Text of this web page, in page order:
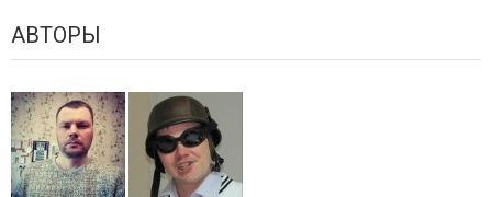
АВТОРЫ